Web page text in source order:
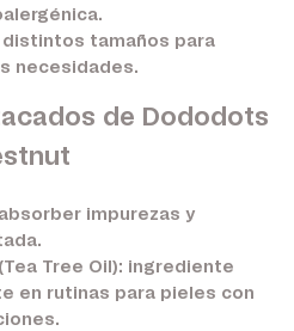
distintos tamaños para
necesidades.
de Dododots
impurezas y
Tree Oil): ingrediente
en rutinas para pieles con